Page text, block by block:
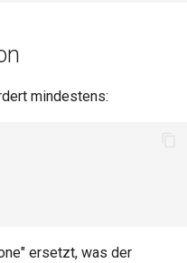
mindestens:
ersetzt, was der